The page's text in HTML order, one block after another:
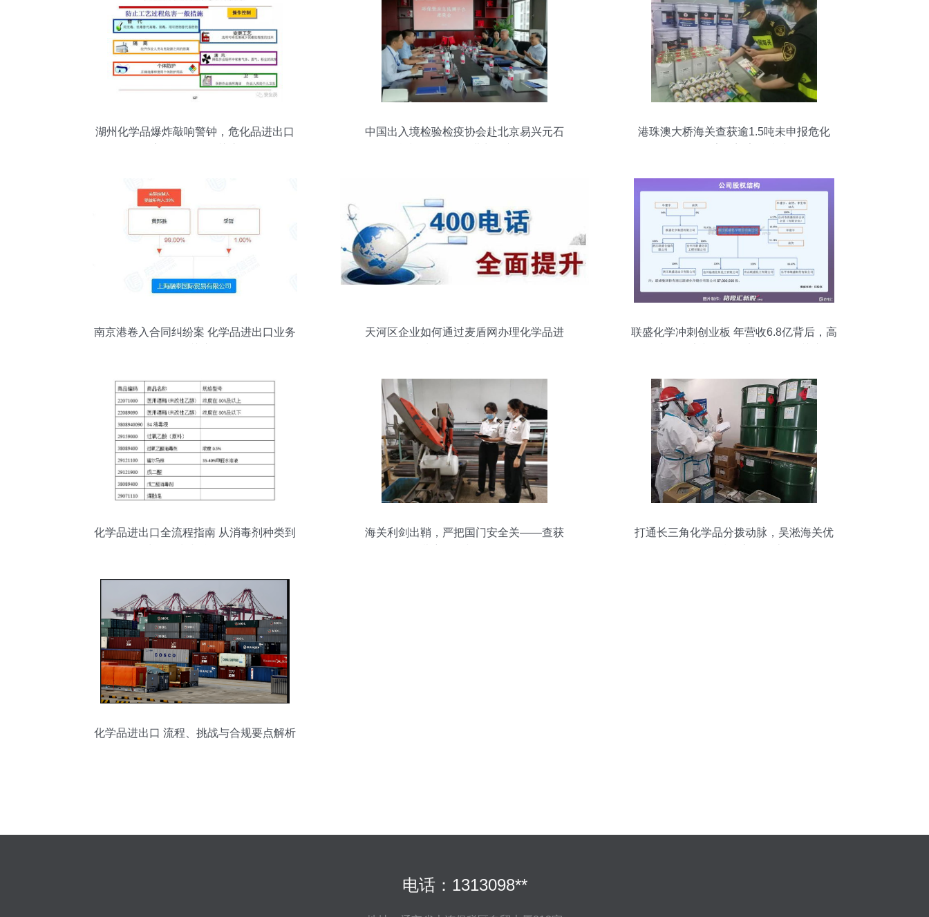
湖州化学品爆炸敲响警钟，危化品进出口
中国出入境检验检疫协会赴北京易兴元石
港珠澳大桥海关查获逾1.5吨未申报危化
南京港卷入合同纠纷案 化学品进出口业务
天河区企业如何通过麦盾网办理化学品进
联盛化学冲刺创业板 年营收6.8亿背后，高
化学品进出口全流程指南 从消毒剂种类到
海关利剑出鞘，严把国门安全关——查获
打通长三角化学品分拨动脉，吴淞海关优
化学品进出口 流程、挑战与合规要点解析
电话：1313098**